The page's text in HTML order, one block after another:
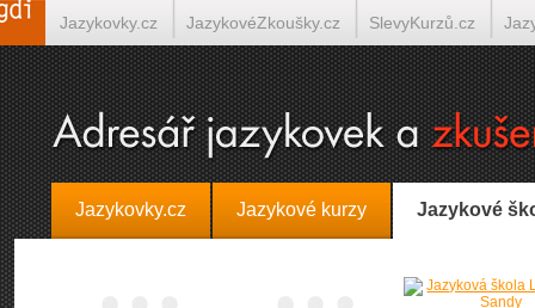
Jazykovky.cz Jazykové kurzy Jazykové
Jazykovky.cz JazykovéZkoušky.cz SlevyKurzů.cz
Španělština on-line Italština on-line Tlumočení-